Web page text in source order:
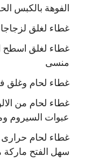
الفوهة بالكبس
غطاء لغلق
غطاء لغلق اسطح
منسى
غطاء لحام وغلق
غطاء لحام من
عبوات السيروم
غطاء لحام حرارى
سهل الفتح